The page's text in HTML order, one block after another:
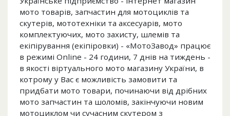
мото товарів, запчастин для мотоциклів та
скутерів, мототехніки та аксесуарів, мото
комплектуючих, мото захисту, шлемів та
екіпірування (екіпіровки) - «МотоЗавод» працює
в режимі Online - 24 години, 7 днів на тиждень -
в якості віртуального мото магазину України, в
котрому у Вас є можливість замовити та
придбати мото товари, починаючи від дрібних
мото запчастин та шоломів, закінчуючи новим
мотоциклом чи сучасним скутером з